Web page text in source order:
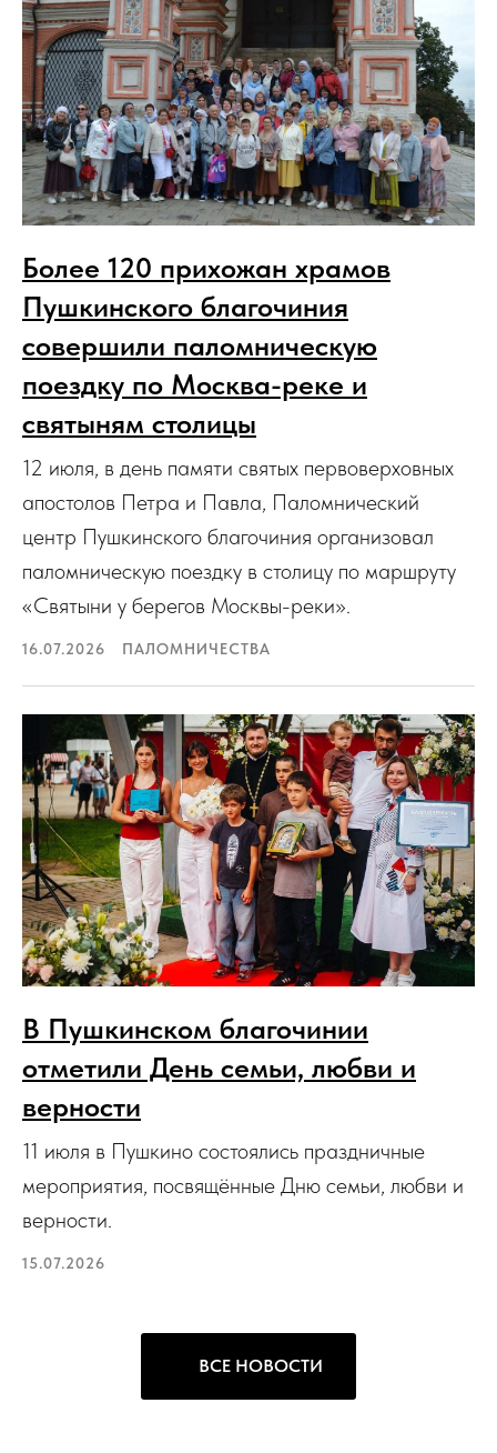
Более 120 прихожан храмов
Пушкинского благочиния
совершили паломническую
поездку по Москва-реке и
святыням столицы
12 июля, в день памяти святых первоверховных
апостолов Петра и Павла, Паломнический
центр Пушкинского благочиния организовал
паломническую поездку в столицу по маршруту
«Святыни у берегов Москвы-реки».
16.07.2026 ПАЛОМНИЧЕСТВА
В Пушкинском благочинии
отметили День семьи, любви и
верности
11 июля в Пушкино состоялись праздничные
мероприятия, посвящённые Дню семьи, любви и
верности.
15.07.2026
ВСЕ НОВОСТИ